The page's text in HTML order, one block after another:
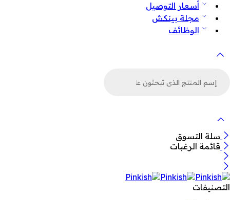
أسعار التوصيل
مجلة بينكش
الوظائف
سلة التسوق
قائمة الرغبات
التصنيفات